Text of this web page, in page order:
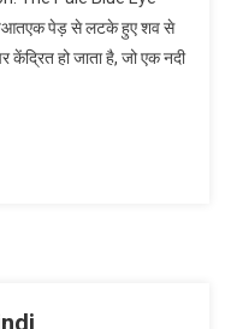
Eye
(2022)
पेड़ से लटके हुए शव से
हो जाता है, जो एक नदी